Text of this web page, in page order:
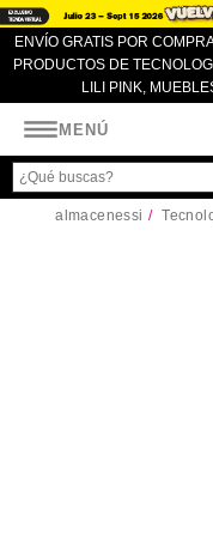
ENVÍO GRATIS POR
PRODUCTOS DE
LILI PINK,
MENÚ
almacenessi